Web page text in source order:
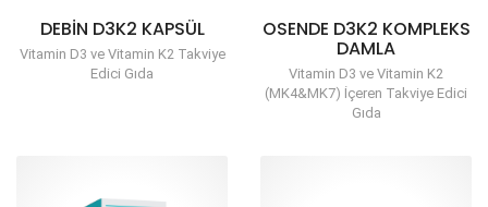
DEBIN D3K2 KAPSÜL
Vitamin D3 ve Vitamin K2 Takviye
Edici Gıda
OSENDE D3K2 KOMPLEKS
DAMLA
Vitamin D3 ve Vitamin K2
(MK4&MK7) İçeren Takviye Edici
Gıda